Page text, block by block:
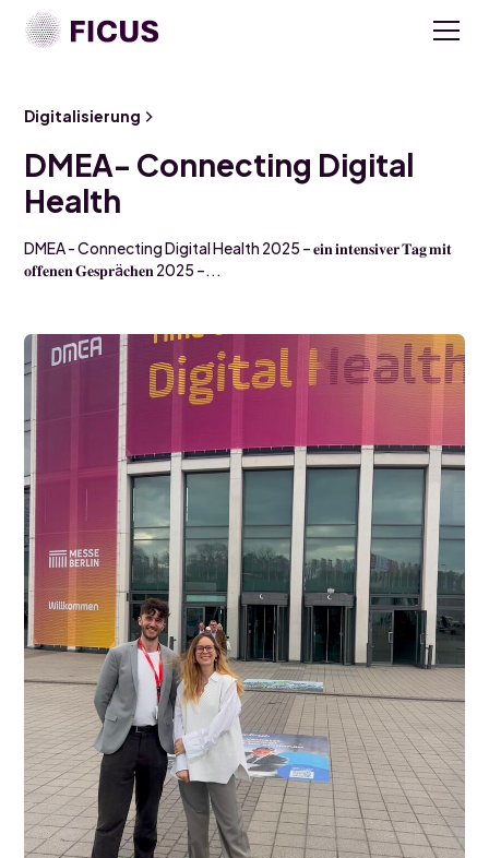
Digitalisierung
DMEA- Connecting Digital
Health
DMEA - Connecting Digital Health 2025 – 𝐞𝐢𝐧 𝐢𝐧𝐭𝐞𝐧𝐬𝐢𝐯𝐞𝐫 𝐓𝐚𝐠 𝐦𝐢𝐭
𝐨𝐟𝐟𝐞𝐧𝐞𝐧 𝐆𝐞𝐬𝐩𝐫ä𝐜𝐡𝐞𝐧 2025 –...